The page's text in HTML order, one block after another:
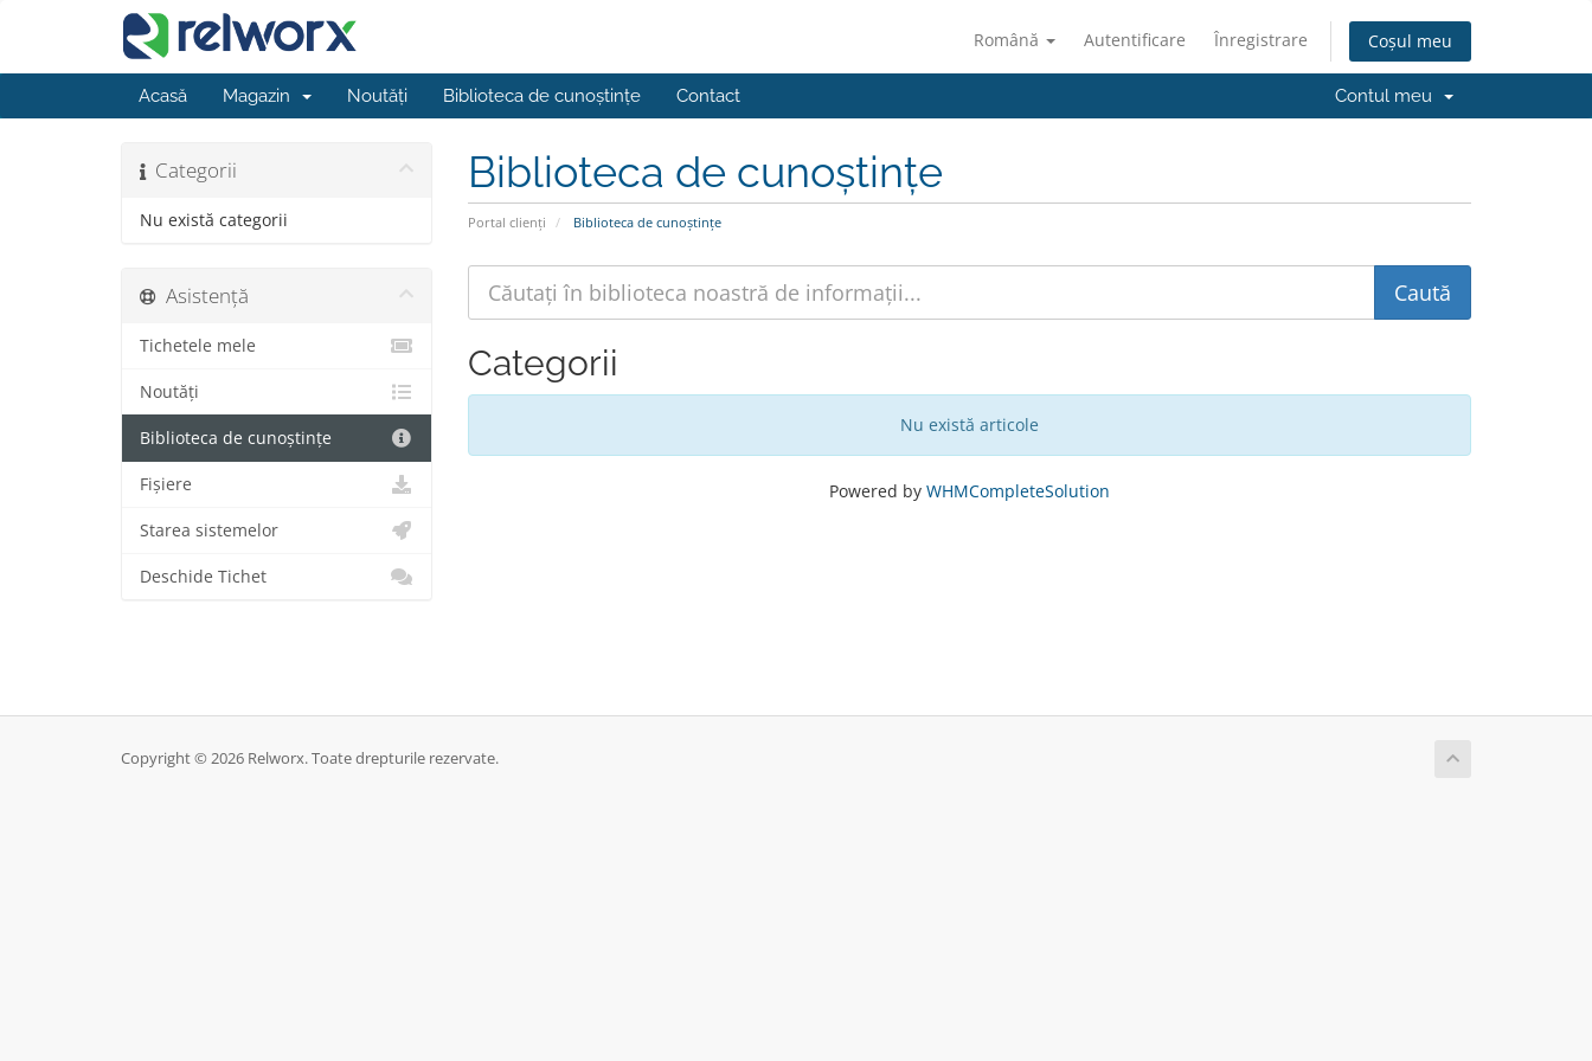
Română Autentificare Înregistrare Coșul meu
Acasă Magazin Noutăți Biblioteca de cunoștințe Contact Contul meu
Biblioteca de cunoștințe
Portal clienți Biblioteca de cunoștințe
Categorii
Nu există categorii
Categorii
Nu există articole
Powered by WHMCompleteSolution
Asistență
Tichetele mele
Noutăți
Biblioteca de cunoștințe
Fișiere
Starea sistemelor
Deschide Tichet
Copyright © 2026 Relworx. Toate drepturile rezervate.